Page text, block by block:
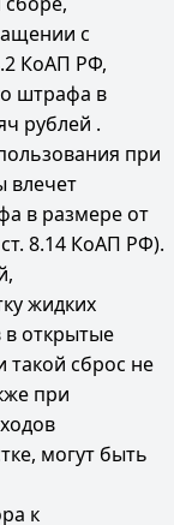
с
КоАП РФ,
штрафа в
рублей .
при
влечет
в размере от
8.14 КоАП РФ).
жидких
в открытые
такой сброс не
при
могут быть
к